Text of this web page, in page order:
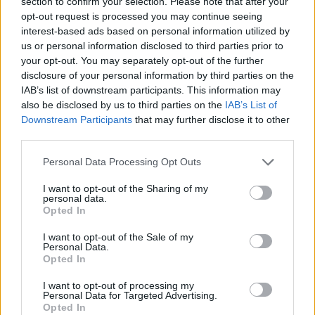
opt-out request is processed you may continue seeing
interest-based ads based on personal information utilized by
us or personal information disclosed to third parties prior to
your opt-out. You may separately opt-out of the further
disclosure of your personal information by third parties on the
IAB’s list of downstream participants. This information may
also be disclosed by us to third parties on the IAB’s List of
Downstream Participants that may further disclose it to other
Personal Data Processing Opt Outs
I want to opt-out of the Sharing of my
personal data.
Opted In
I want to opt-out of the Sale of my
Personal Data.
Opted In
I want to opt-out of processing my
Personal Data for Targeted Advertising.
Opted In
przyprawy uniwersalne, dziś (jako świadomamama)
pozostaję przy tych naturalnych. A oto przepis:
Kotleciki z kaszy i warzyw
2 szkl kaszy jęczmiennej
2 marchewki
kawałek selera
pietruszka (korzeń i natka)
2 ziemniaki
2 cebule
2 jajka
olej do smażenia
przyprawy: pieprz, sól, 2 łyżki majeranku
Warzywa gotujemy, obieramy, mielimy lub przeciskamy przez
praskę. Wszystkie składniki łączymy ze sobą, dodajemy
smaku solą i pieprzem. Dodajemy jajka, mieszamy,
formujemy małe kotleciki, obtaczamy w bułce tartej i